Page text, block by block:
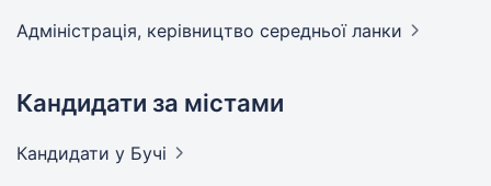
Адмiнiстрацiя, керівництво середньої ланки
Кандидати за містами
Кандидати у Бучі